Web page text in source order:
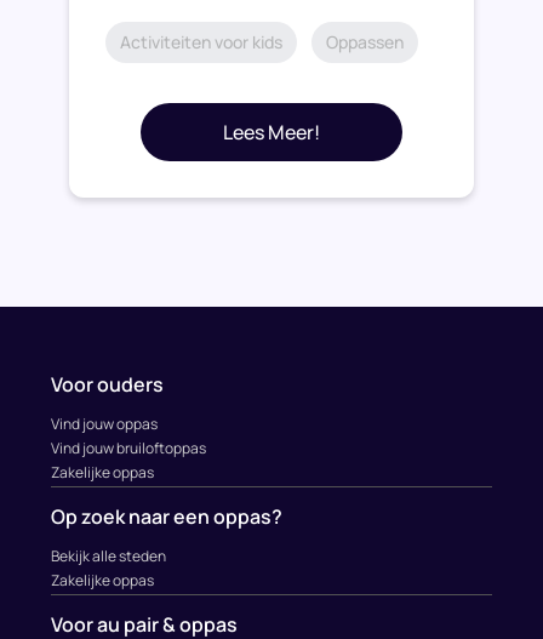
Activiteiten voor kids Oppassen
Lees Meer!
Voor ouders
Vind jouw oppas
Vind jouw bruiloftoppas
Zakelijke oppas
Op zoek naar een oppas?
Bekijk alle steden
Zakelijke oppas
Voor au pair & oppas